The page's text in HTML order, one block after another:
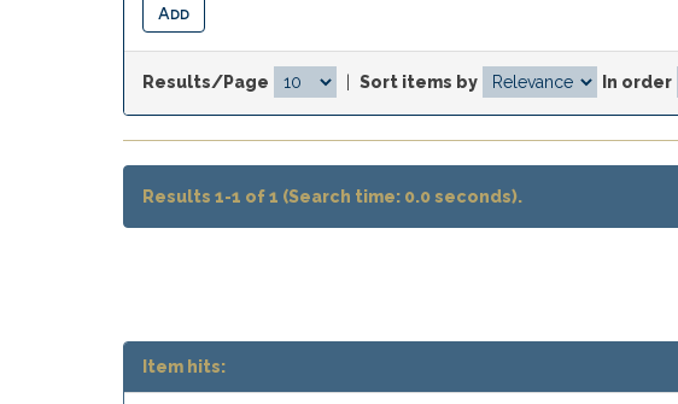
Results/Page Sort items by In order
Results 1-1 of 1 (Search time: 0.0 seconds).
Item hits: